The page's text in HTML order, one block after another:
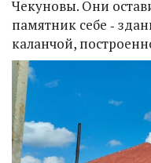
Чекуновы. Они
памятник себе ‑
каланчой,